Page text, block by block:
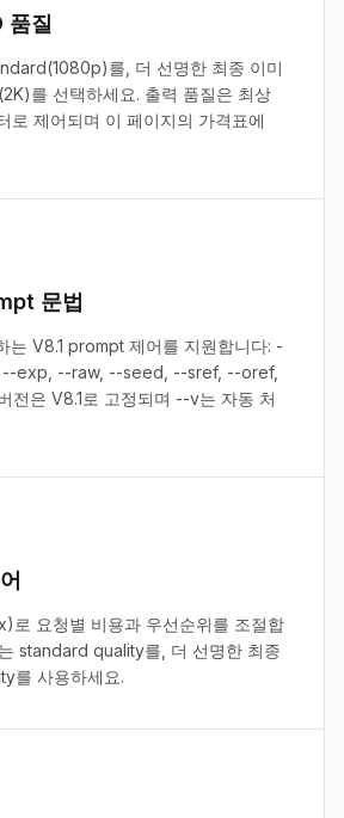
질
를, 더 선명한 최종 이미
를 선택하세요. 출력 품질은 최상
로 제어되며 이 페이지의 가격표에
문법
는 V8.1 prompt 제어를 지원합니다: -
exp, --raw, --seed, --sref, --oref,
전은 V8.1로 고정되며 --v는 자동 처
로 요청별 비용과 우선순위를 조절합
standard quality를, 더 선명한 최종
를 사용하세요.